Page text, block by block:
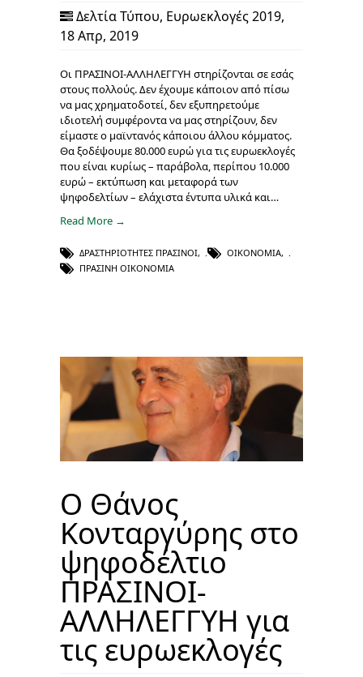
Δελτία Τύπου, Ευρωεκλογές 2019,
18 Απρ, 2019
Οι ΠΡΑΣΙΝΟΙ-ΑΛΛΗΛΕΓΓΥΗ στηρίζονται σε εσάς
στους πολλούς. Δεν έχουμε κάποιον από πίσω
να μας χρηματοδοτεί, δεν εξυπηρετούμε
ιδιοτελή συμφέροντα να μας στηρίζουν, δεν
είμαστε ο μαϊντανός κάποιου άλλου κόμματος.
Θα ξοδέψουμε 80.000 ευρώ για τις ευρωεκλογές
που είναι κυρίως – παράβολα, περίπου 10.000
ευρώ – εκτύπωση και μεταφορά των
ψηφοδελτίων – ελάχιστα έντυπα υλικά και…
Read More →
ΔΡΑΣΤΗΡΙΌΤΗΤΕΣ ΠΡΑΣΙΝΟΙ, ΟΙΚΟΝΟΜΊΑ,
ΠΡΆΣΙΝΗ ΟΙΚΟΝΟΜΊΑ
Ο Θάνος
Κονταργύρης στο
ψηφοδέλτιο
ΠΡΑΣΙΝΟΙ-
ΑΛΛΗΛΕΓΓΥΗ για
τις ευρωεκλογές